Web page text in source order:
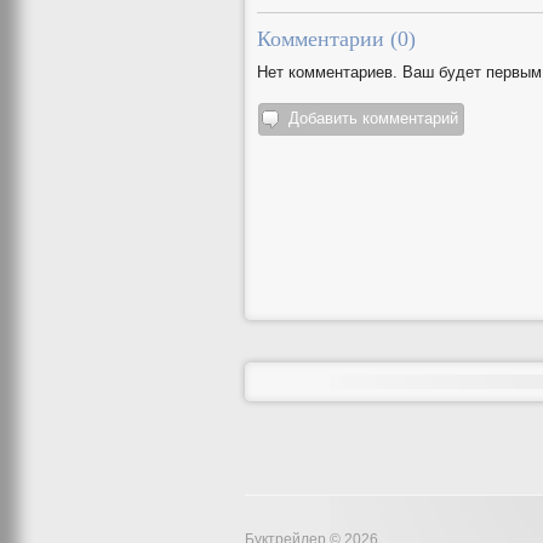
Комментарии (0)
Нет комментариев. Ваш будет
Добавить комментарий
Буктрейлер © 2026